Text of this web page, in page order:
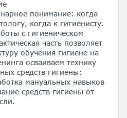
понимание: когда
когда к гигиенисту.
с гигиеническом
часть позволяет
обучения гигиене на
осваиваем технику
средств гигиены:
мануальных навыков
средств гигиены от